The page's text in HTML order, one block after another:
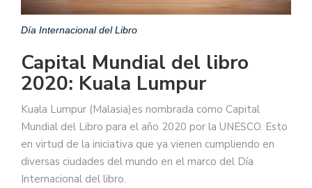
Día Internacional del Libro
Capital Mundial del libro
2020: Kuala Lumpur
Kuala Lumpur (Malasia)es nombrada como Capital
Mundial del Libro para el año 2020 por la UNESCO. Esto
en virtud de la iniciativa que ya vienen cumpliendo en
diversas ciudades del mundo en el marco del Día
Internacional del libro.